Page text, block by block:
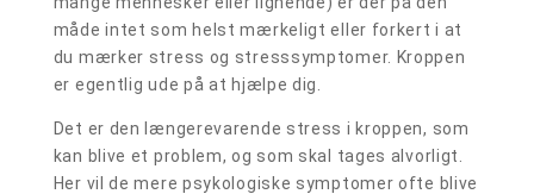
måde intet som helst mærkeligt eller forkert i at
du mærker stress og stresssymptomer. Kroppen
er egentlig ude på at hjælpe dig.
Det er den længerevarende stress i kroppen, som
kan blive et problem, og som skal tages alvorligt.
Her vil de mere psykologiske symptomer ofte blive